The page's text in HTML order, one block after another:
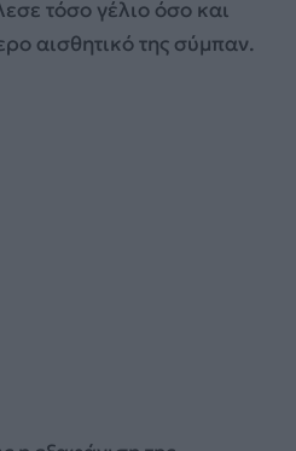
τόσο γέλιο όσο και
αισθητικό της σύμπαν.